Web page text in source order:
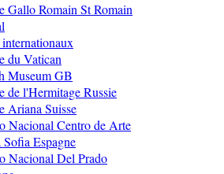
Gallo Romain St Romain
du Vatican
Museum GB
de l'Hermitage Russie
Ariana Suisse
Nacional Centro de Arte
Sofia Espagne
Nacional Del Prado